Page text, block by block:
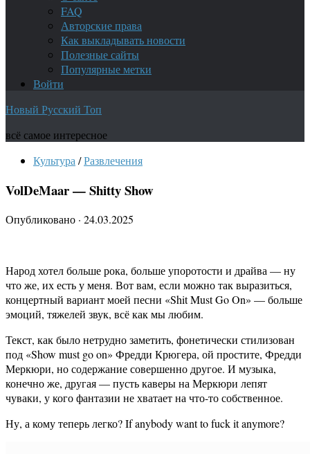
FAQ
Авторские права
Как выкладывать новости
Полезные сайты
Популярные метки
Войти
Новый Русский Топ
всё самое интересное
Культура /Развлечения
VolDeMaar — Shitty Show
Опубликовано · 24.03.2025
Народ хотел больше рока, больше упоротости и драйва — ну
что же, их есть у меня. Вот вам, если можно так выразиться,
концертный вариант моей песни «Shit Must Go On» — больше
эмоций, тяжелей звук, всё как мы любим.
Текст, как было нетрудно заметить, фонетически стилизован
под «Show must go on» Фредди Крюгера, ой простите, Фредди
Меркюри, но содержание совершенно другое. И музыка,
конечно же, другая — пусть каверы на Меркюри лепят
чуваки, у кого фантазии не хватает на что-то собственное.
Ну, а кому теперь легко? If anybody want to fuck it anymore?